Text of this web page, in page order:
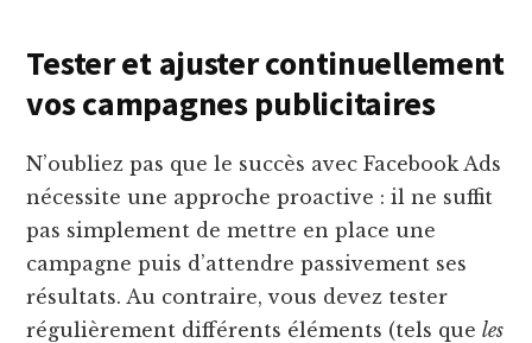
Tester et ajuster continuellement
vos campagnes publicitaires
N’oubliez pas que le succès avec Facebook Ads
nécessite une approche proactive : il ne suffit
pas simplement de mettre en place une
campagne puis d’attendre passivement ses
résultats. Au contraire, vous devez tester
régulièrement différents éléments (tels queles